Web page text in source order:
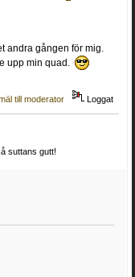
andra gången för mig.
upp min quad.
till moderator Loggat
suttans gutt!